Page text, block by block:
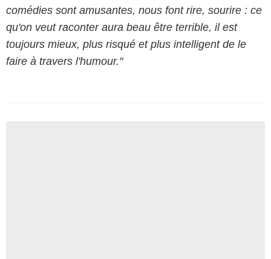
comédies sont amusantes, nous font rire, sourire : ce
qu'on veut raconter aura beau être terrible, il est
toujours mieux, plus risqué et plus intelligent de le
faire à travers l'humour."